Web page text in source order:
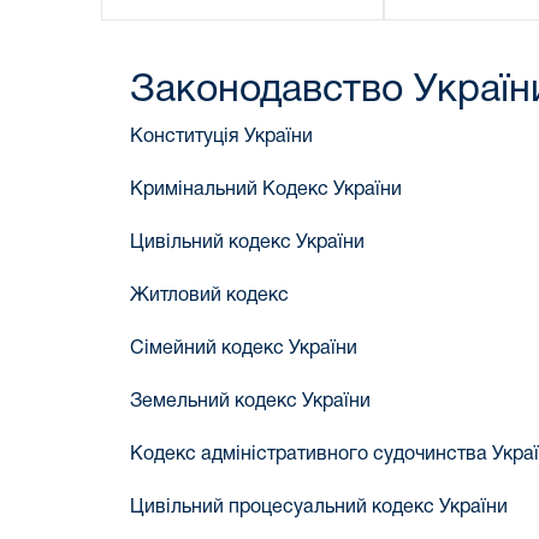
Законодавство
Конституція України
Кримінальний Кодекс України
Цивільний кодекс України
Житловий кодекс
Сімейний кодекс України
Земельний кодекс України
Кодекс адміністративного судочинства
Цивільний процесуальний кодекс України